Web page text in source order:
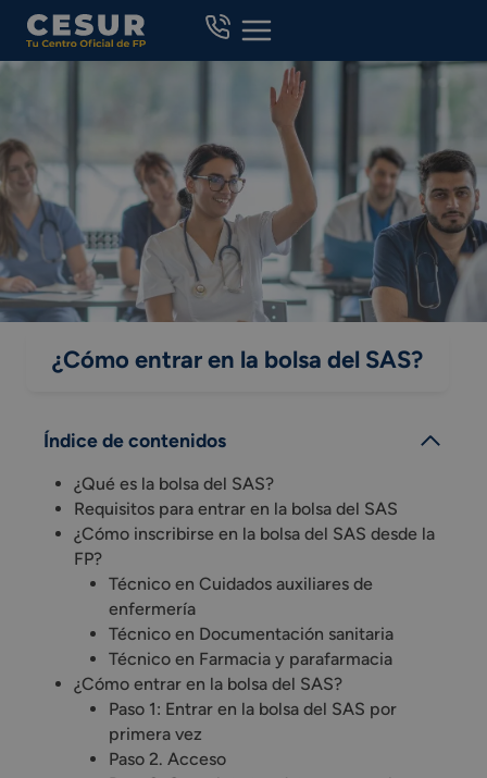
Skip
content
¿Cómo entrar en la bolsa del SAS?
Índice de contenidos
¿Qué es la bolsa del SAS?
Requisitos para entrar en la bolsa del SAS
¿Cómo inscribirse en la bolsa del SAS desde la
FP?
Técnico en Cuidados auxiliares de
enfermería
Técnico en Documentación sanitaria
Técnico en Farmacia y parafarmacia
¿Cómo entrar en la bolsa del SAS?
Paso 1: Entrar en la bolsa del SAS por
primera vez
Paso 2. Acceso